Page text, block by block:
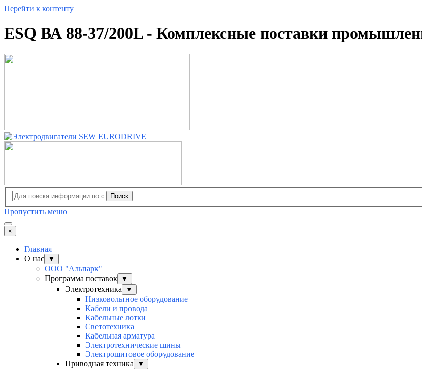
Перейти к контенту
ESQ ВА 88-37/200L - Комплексные поставки
Поиск
Пропустить меню
×
Главная
О нас
▼
ООО "Альпарк"
Программа поставок
▼
Электротехника ▼
Низковольтное оборудование
Кабели и провода
Кабельные лотки
Светотехника
Кабельная арматура
Электротехнические шины
Электрощитовое оборудование
Приводная техника
▼